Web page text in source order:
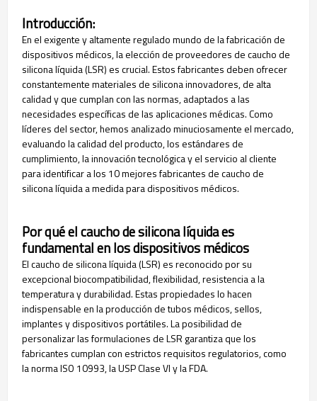
Introducción:
En el exigente y altamente regulado mundo de la fabricación de
dispositivos médicos, la elección de proveedores de caucho de
silicona líquida (LSR) es crucial. Estos fabricantes deben ofrecer
constantemente materiales de silicona innovadores, de alta
calidad y que cumplan con las normas, adaptados a las
necesidades específicas de las aplicaciones médicas. Como
líderes del sector, hemos analizado minuciosamente el mercado,
evaluando la calidad del producto, los estándares de
cumplimiento, la innovación tecnológica y el servicio al cliente
para identificar a los 10 mejores fabricantes de caucho de
silicona líquida a medida para dispositivos médicos.
Por qué el caucho de silicona líquida es
fundamental en los dispositivos médicos
El caucho de silicona líquida (LSR) es reconocido por su
excepcional biocompatibilidad, flexibilidad, resistencia a la
temperatura y durabilidad. Estas propiedades lo hacen
indispensable en la producción de tubos médicos, sellos,
implantes y dispositivos portátiles. La posibilidad de
personalizar las formulaciones de LSR garantiza que los
fabricantes cumplan con estrictos requisitos regulatorios, como
la norma ISO 10993, la USP Clase VI y la FDA.